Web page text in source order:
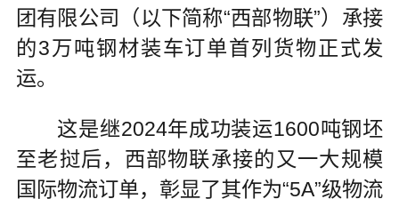
团有限公司（以下简称“西部物联”）承接
的3万吨钢材装车订单首列货物正式发
运。
这是继2024年成功装运1600吨钢坯
至老挝后，西部物联承接的又一大规模
国际物流订单，彰显了其作为“5A”级物流